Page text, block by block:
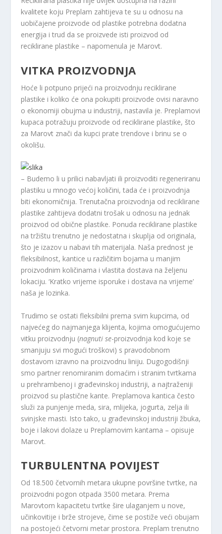
kvalitete koju Preplam zahtijeva te su u odnosu na
uobičajene proizvode od plastike potrebna dodatna
energija i trud da se proizvede isti proizvod od
reciklirane plastike – napomenula je Marovt.
VITKA PROIZVODNJA
Hoće li potpuno prijeći na proizvodnju reciklirane
plastike i koliko će ona pokupiti proizvode ovisi naravno
o ekonomiji obujma u industriji, nastavila je. Preplamovi
kupaca potražuju proizvode od reciklirane plastike, što
za Marovt znači da kupci prate trendove i brinu se o
okolišu.
– Budemo li u prilici nabavljati ili proizvoditi regeneriranu
plastiku u mnogo većoj količini, tada će i proizvodnja
biti ekonomičnija. Trenutačna proizvodnja od reciklirane
plastike zahtijeva dodatni trošak u odnosu na jednak
proizvod od obične plastike. Ponuda reciklirane plastike
na tržištu trenutno je nedostatna i skuplja od originala,
što je izazov u nabavi tih materijala. Naša prednost je
fleksibilnost, kantice u različitim bojama u manjim
proizvodnim količinama i vlastita dostava na željenu
lokaciju. ‘Kratko vrijeme isporuke i dostava na vrijeme’
naša je lozinka.
Trudimo se ostati fleksibilni prema svim kupcima, od
najvećeg do najmanjega klijenta, kojima omogućujemo
vitku proizvodnju (nagnuti se-proizvodnja kod koje se
smanjuju svi mogući troškovi) s pravodobnom
dostavom izravno na proizvodnu liniju. Dugogodišnji
smo partner renomiranim domaćim i stranim tvrtkama
u prehrambenoj i građevinskoj industriji, a najtraženiji
proizvod su plastične kante. Preplamova kantica često
služi za punjenje meda, sira, mlijeka, jogurta, zelja ili
svinjske masti. Isto tako, u građevinskoj industriji žbuka,
boje i lakovi dolaze u Preplamovim kantama – opisuje
Marovt.
TURBULENTNA POVIJEST
Od 18.500 četvornih metara ukupne površine tvrtke, na
proizvodni pogon otpada 3500 metara. Prema
Marovtom kapacitetu tvrtke šire ulaganjem u nove,
učinkovitije i brže strojeve, čime se postiže veći obujam
na postojeći četvorni metar prostora. Preplam trenutno